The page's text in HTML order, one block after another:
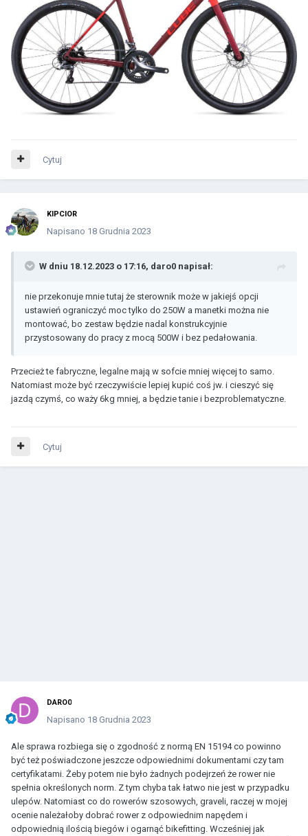
Cytuj
KIPCIOR
Napisano 18 Grudnia 2023
W dniu 18.12.2023 o 17:16, daro0 napisał:
nie przekonuje mnie tutaj że sterownik może w jakiejś opcji
ustawień ograniczyć moc tylko do 250W a manetki można nie
montować, bo zestaw będzie nadal konstrukcyjnie
przystosowany do pracy z mocą 500W i bez pedałowania.
Przecież te fabryczne, legalne mają w sofcie mniej więcej to samo.
Natomiast może być rzeczywiście lepiej kupić coś jw. i cieszyć się
jazdą czymś, co waży 6kg mniej, a będzie tanie i bezproblematyczne.
Cytuj
DARO0
Napisano 18 Grudnia 2023
Ale sprawa rozbiega się o zgodność z normą EN 15194 co powinno
być też poświadczone jeszcze odpowiednimi dokumentami czy tam
certyfikatami. Żeby potem nie było żadnych podejrzeń że rower nie
spełnia określonych norm. Z tym chyba tak łatwo nie jest w przypadku
ulepów. Natomiast co do rowerów szosowych, graveli, raczej w mojej
ocenie należałoby dobrać rower z odpowiednim napędem i
odpowiednią ilością biegów i ogarnąć bikefitting. Wcześniej jak